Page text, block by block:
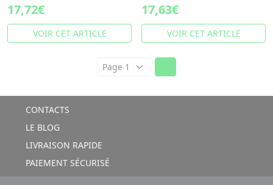
17,72€
VOIR CET ARTICLE
17,63€
VOIR CET ARTICLE
CONTACTS
LE BLOG
LIVRAISON RAPIDE
PAIEMENT SÉCURISÉ